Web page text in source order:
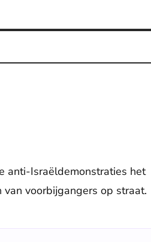
anti-Israëldemonstraties het
voorbijgangers op straat.